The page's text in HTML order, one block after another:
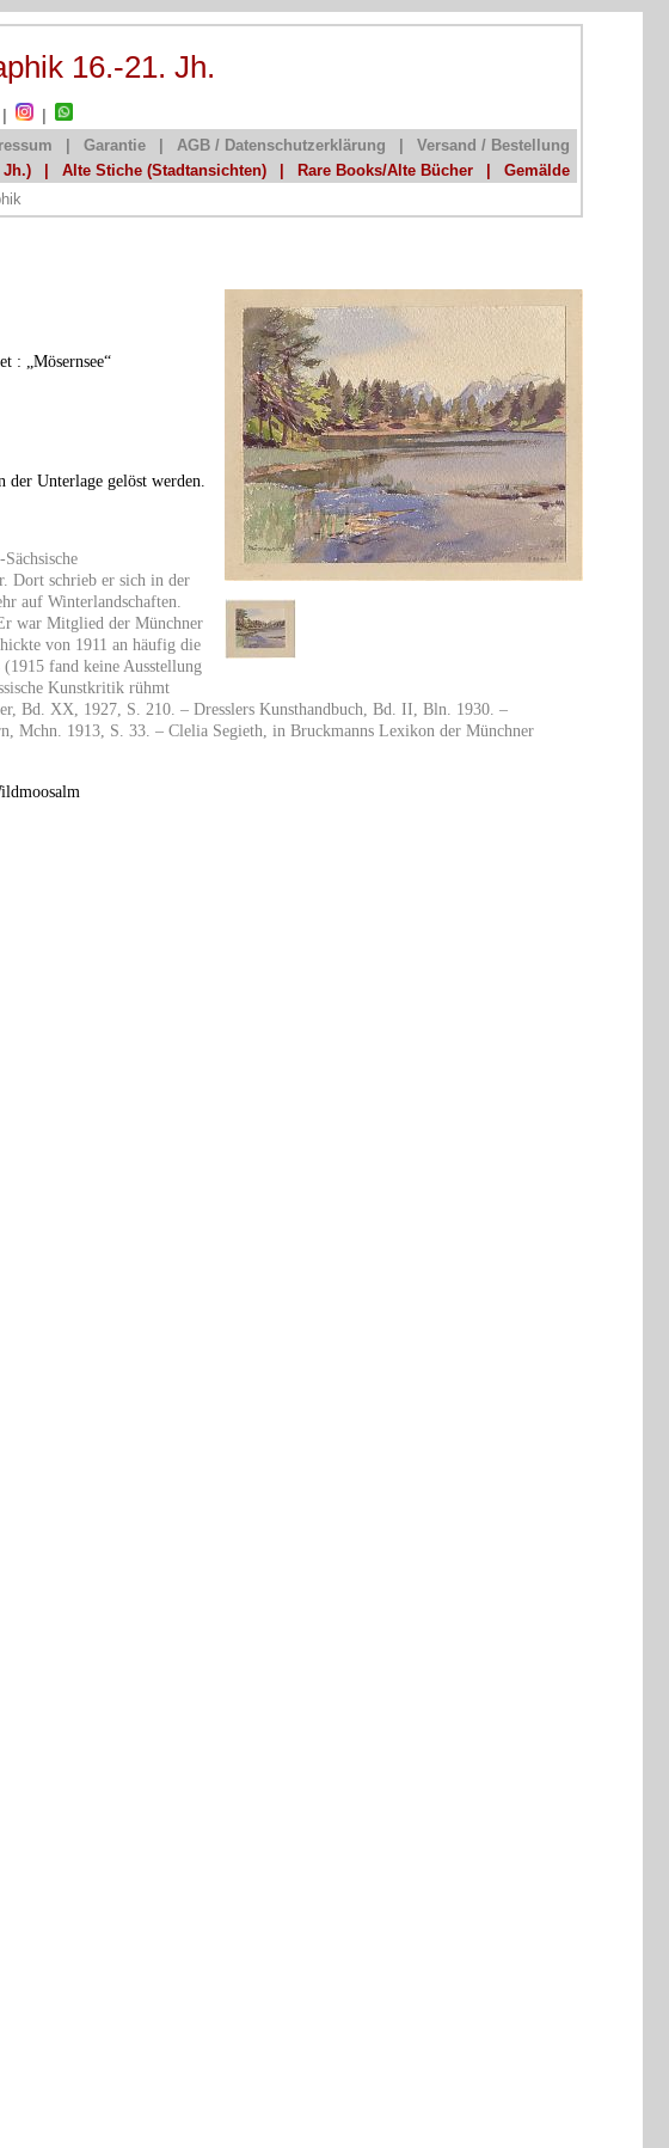
16.-21. Jh.
Garantie AGB / Datenschutzerklärung
Versand / Bestellung
Jh.) Alte Stiche (Stadtansichten) Rare Books/Alte Bücher
Gemälde
: „Mösernsee“
der Unterlage gelöst werden.
Dort schrieb er sich in der
auf Winterlandschaften.
war Mitglied der Münchner
von 1911 an häufig die
fand keine Ausstellung
Kunstkritik rühmt
Bd. XX, 1927, S. 210. – Dresslers Kunsthandbuch, Bd. II, Bln. 1930. –
Mchn. 1913, S. 33. – Clelia Segieth, in Bruckmanns Lexikon der Münchner